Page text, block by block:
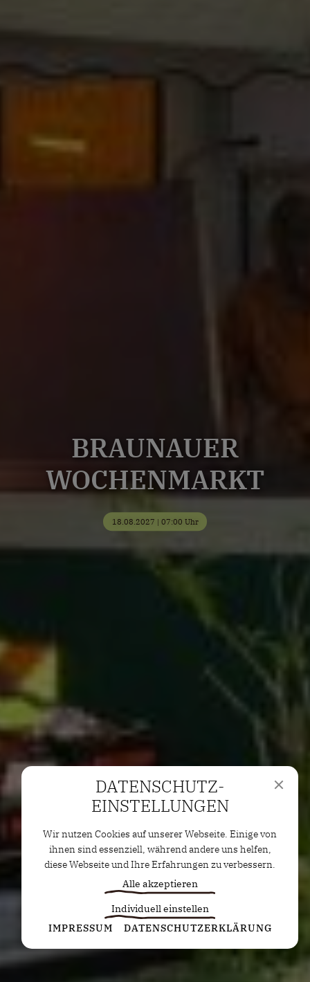
BRAUNAUER
WOCHENMARKT
18.08.2027 | 07:00 Uhr
DATENSCHUTZ­
EINSTELLUNGEN
Wir nutzen Cookies auf unserer Webseite. Einige von
ihnen sind essenziell, während andere uns helfen,
diese Webseite und Ihre Erfahrungen zu verbessern.
Alle akzeptieren
Individuell einstellen
Statistiken
Diese Cookies erfassen anonyme Statistiken. Diese
Informationen helfen uns zu verstehen, wie wir
unsere Website noch weiter optimieren können.
IMPRESSUM DATENSCHUTZERKLÄRUNG